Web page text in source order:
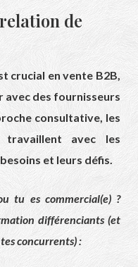
de
crucial en vente B2B,
avec des fournisseurs
consultative, les
travaillent avec les
et leurs défis.
tu es commercial(e) ?
différenciants (et
concurrents) :